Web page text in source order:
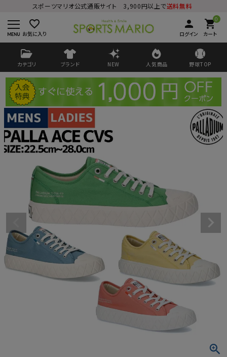
スポーツマリオ公式通販サイト 3,900円以上で送料無料
favorite_border
お気に入り
person
ログイン
0
shopping_cart
カート
カテゴリ ブランド NEW 人気商品 野球TOP
ログイン
ようこそ ゲスト 様
検索
商品が見つからない方はこちら